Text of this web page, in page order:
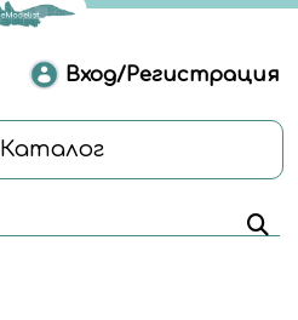
Вход/Регистрация
Каталог